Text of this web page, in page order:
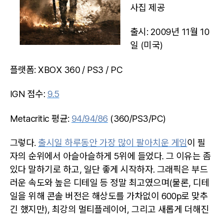
사집 제공
출시: 2009년 11월 10
일 (미국)
플랫폼: XBOX 360 / PS3 / PC
IGN 점수: 9.5
Metacritic 평균: 94/94/86 (360/PS3/PC)
그렇다. 출시일 하루동안 가장 많이 팔아치운 게임이 필
자의 순위에서 아슬아슬하게 5위에 들었다. 그 이유는 좀
있다 말하기로 하고, 일단 좋게 시작하자. 그래픽은 부드
러운 속도와 높은 디테일 등 정말 최고였으며(물론, 디테
일을 위해 콘솔 버전은 해상도를 가차없이 600p로 맞추
긴 했지만), 최강의 멀티플레이어, 그리고 새롭게 더해진